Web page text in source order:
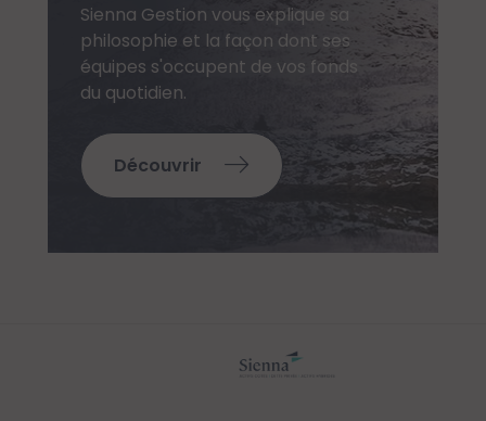
Sienna Gestion vous explique sa
philosophie et la façon dont ses
équipes s'occupent de vos fonds
du quotidien.
Découvrir